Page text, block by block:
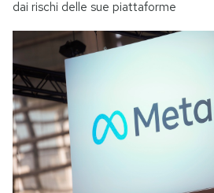
dai rischi delle sue piattaforme